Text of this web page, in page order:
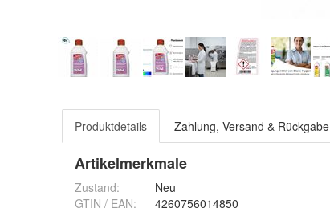
Produktdetails Zahlung, Versand & Rückgabe
Artikelmerkmale
Zustand:
Neu
GTIN / EAN:
4260756014850